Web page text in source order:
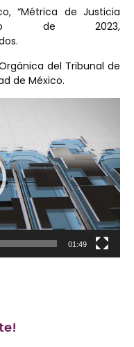
“Métrica de Justicia
de 2023,
del Tribunal de
de México.
01:49